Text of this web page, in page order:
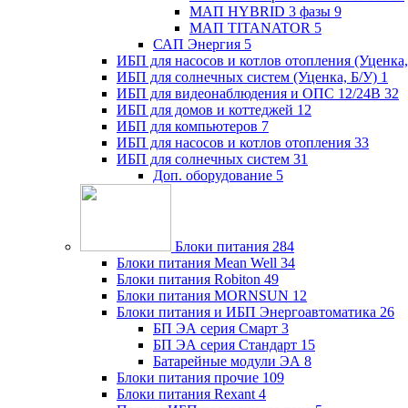
МАП HYBRID 3 фазы 9
МАП TITANATOR 5
САП Энергия 5
ИБП для насосов и котлов отопления
ИБП для солнечных систем (Уценка, Б/У) 1
ИБП для видеонаблюдения и ОПС 12/24В 32
ИБП для домов и коттеджей 12
ИБП для компьютеров 7
ИБП для насосов и котлов отопления 33
ИБП для солнечных систем 31
Доп. оборудование 5
Блоки питания 284
Блоки питания Mean Well 34
Блоки питания Robiton 49
Блоки питания MORNSUN 12
Блоки питания и ИБП Энергоавтоматика 26
БП ЭА серия Смарт 3
БП ЭА серия Стандарт 15
Батарейные модули ЭА 8
Блоки питания прочие 109
Блоки питания Rexant 4